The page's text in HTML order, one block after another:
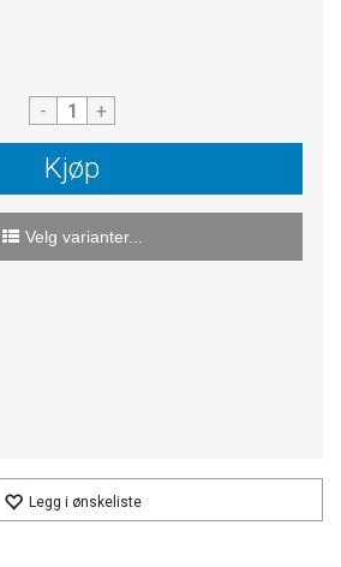
- +
Kjøp
Velg varianter...
Legg i ønskeliste